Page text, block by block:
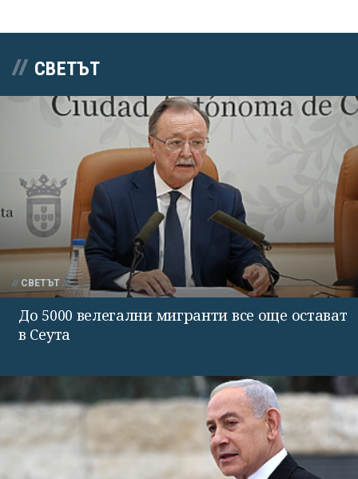
СВЕТЪТ
СВЕТЪТ
До 5000 велегални мигранти все още остават
в Сеута